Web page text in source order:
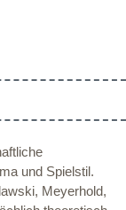
und Spielstil.
Meyerhold,